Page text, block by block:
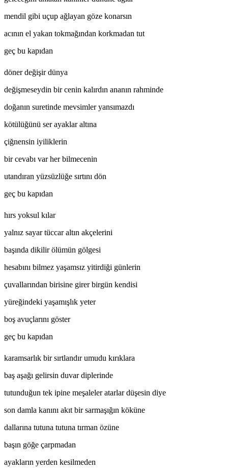
mendil gibi uçup ağlayan göze konarsın
acının el yakan tokmağından korkmadan tut
geç bu kapıdan
döner değişir dünya
değişmeseydin bir cenin kalırdın ananın rahminde
doğanın suretinde mevsimler yansımazdı
kötülüğünü ser ayaklar altına
çiğnensin iyiliklerin
bir cevabı var her bilmecenin
utandıran yüzsüzlüğe sırtını dön
geç bu kapıdan
hırs yoksul kılar
yalnız sayar tüccar altın akçelerini
başında dikilir ölümün gölgesi
hesabını bilmez yaşamsız yitirdiği günlerin
çuvallarından birisine girer birgün kendisi
yüreğindeki yaşamışlık yeter
boş avuçlarını göster
geç bu kapıdan
karamsarlık bir sırtlandır umudu kırıklara
baş aşağı gelirsin duvar diplerinde
tutunduğun tek ipine meşaleler atarlar düşesin diye
son damla kanını akıt bir sarmaşığın köküne
dallarına tutuna tutuna tırman özüne
başın göğe çarpmadan
ayakların yerden kesilmeden